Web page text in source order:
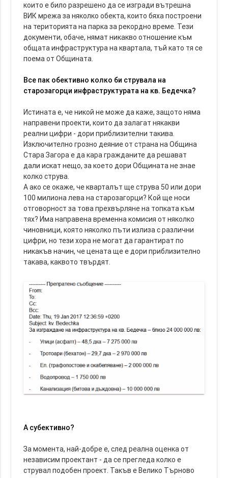
които е било разрешено да се изгради вътрешна
ВИК мрежа за няколко обекта, които бяха построени
на територията на парка за рекордно време. Тези
документи, обаче, нямат никакво отношение към
общата инфраструктура на квартала, тъй като тя се
поема от Общината.
Все пак обективно колко би струвала на
старозагорци инфраструктурата на кв. Бедечка?
Истината е, че никой не може да каже, защото няма
направени проекти, които да залагат някакви
реални цифри - дори приблизителни такива.
Изключително грозно деяние от страна на Община
Стара Загора е да кара гражданите да решават
дали искат нещо, за което дори Общината не знае
колко струва.
А ако се окаже, че кварталът ще струва 50 или дори
100 милиона лева на старозагорци? Кой ще носи
отговорност за това прехвърляне на топката към
тях? Има направена временна комисия от няколко
чиновници, която няколко пъти излиза с различни
цифри, но тези хора не могат да гарантират по
никакъв начин, че цената ще е дори приблизително
такава, каквото твърдят.
А субективно?
За момента, най-добре е, след реална оценка от
независим проектант - да се прегледа колко е
струвал подобен проект. Такъв е Велико Търново